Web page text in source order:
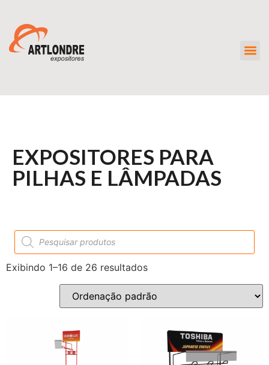
EXPOSITORES PARA
PILHAS E LÂMPADAS
Exibindo 1–16 de 26 resultados